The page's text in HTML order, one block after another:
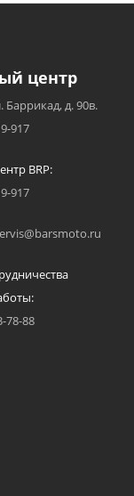
центр
Баррикад, д. 90в.
917
BRP:
917
78-88